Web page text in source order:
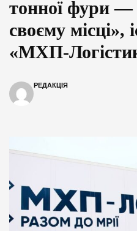
тонної фури —
своєму місці»,
«МХП-
РЕДАКЦІЯ